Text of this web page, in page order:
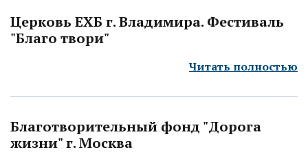
Церковь ЕХБ г. Владимира. Фестиваль
"Благо твори"
Читать полностью
Благотворительный фонд "Дорога
жизни" г. Москва